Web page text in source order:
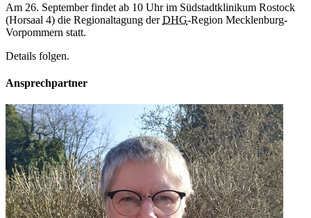
Am 26. September findet ab 10 Uhr im Südstadtklinikum Rostock
(Horsaal 4) die Regionaltagung derDHG-Region Mecklenburg-
Vorpommern statt.
Details folgen.
Ansprechpartner